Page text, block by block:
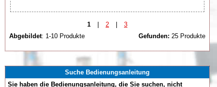
1 | 2 |
3
Abgebildet: 1-10 Produkte Gefunden: 25 Produkte
Suche Bedienungsanleitung
Sie haben die Bedienungsanleitung, die Sie suchen, nicht